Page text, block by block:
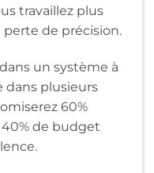
travaillez plus
de précision.
un système à
plusieurs
60%
de budget